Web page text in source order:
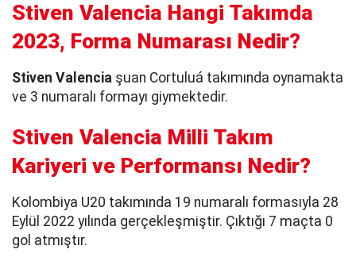
Stiven Valencia Hangi Takımda
2023, Forma Numarası Nedir?
Stiven Valencia şuan Cortuluá takımında oynamakta
ve 3 numaralı formayı giymektedir.
Stiven Valencia Milli Takım
Kariyeri ve Performansı Nedir?
Kolombiya U20 takımında 19 numaralı formasıyla 28
Eylül 2022 yılında gerçekleşmiştir. Çıktığı 7 maçta 0
gol atmıştır.